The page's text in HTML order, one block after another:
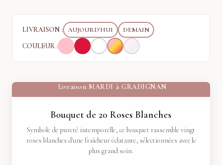
LIVRAISON : AUJOURD'HUI DEMAIN
COULEUR :
Livraison MARDI à GRADIGNAN
Bouquet de 20 Roses Blanches
Symbole de pureté intemporelle, ce bouquet rassemble vingt
roses blanches d'une fraîcheur éclatante, sélectionnées avec le
plus grand soin.